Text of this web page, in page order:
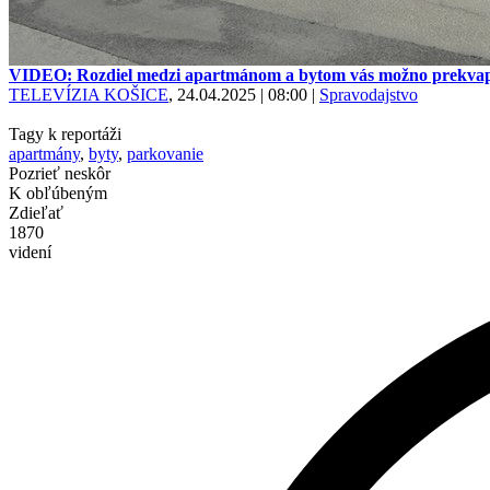
VIDEO: Rozdiel medzi apartmánom a bytom vás možno
TELEVÍZIA KOŠICE, 24.04.2025 | 08:00 | Spravodajstvo
Tagy k reportáži
apartmány, byty, parkovanie
Pozrieť neskôr
K obľúbeným
Zdieľať
1870
videní